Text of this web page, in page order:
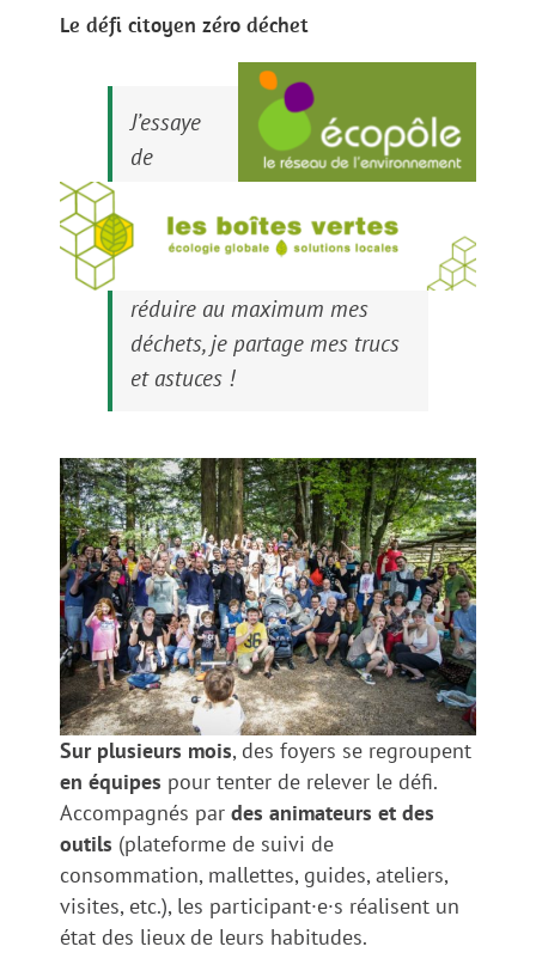
Le défi citoyen zéro déchet
J’essaye
de
réduire au maximum mes
déchets, je partage mes trucs
et astuces !
Sur plusieurs mois, des foyers se regroupent
en équipes pour tenter de relever le défi.
Accompagnés par des animateurs et des
outils (plateforme de suivi de
consommation, mallettes, guides, ateliers,
visites, etc.), les participant·e·s réalisent un
état des lieux de leurs habitudes.